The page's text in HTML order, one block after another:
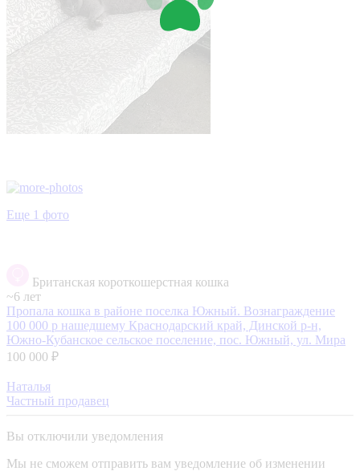
Еще 1 фото
Британская короткошерстная кошка
~6 лет
Пропала кошка в районе поселка Южный. Вознаграждение
100 000 р нашедшему Краснодарский край, Динской р-н,
Южно-Кубанское сельское поселение, пос. Южный, ул. Мира
100 000 ₽
Наталья
Частный продавец
Вы отключили уведомления
Мы не сможем отправить вам уведомление об изменении